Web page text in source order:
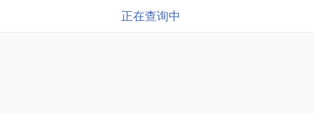
正在查询中